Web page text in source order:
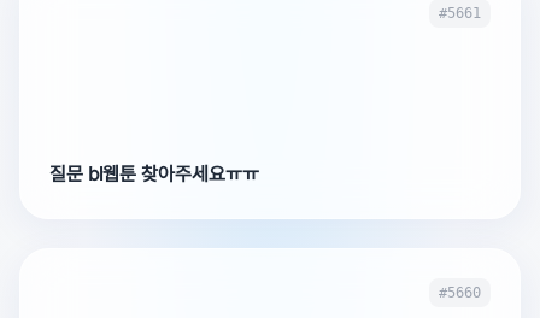
#5661
질문 bl웹툰 찾아주세요ㅠㅠ
#5660